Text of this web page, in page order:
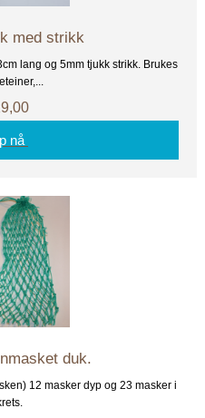
med strikk
lang og 5mm tjukk strikk. Brukes
nå
duk.
12 masker dyp og 23 masker i